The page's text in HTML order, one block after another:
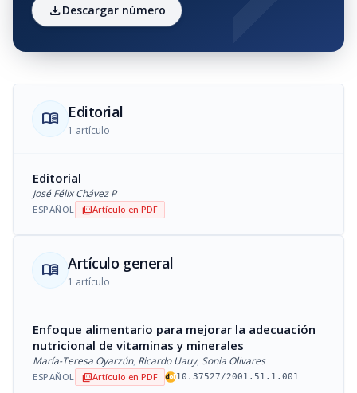
downloadDescargar número
menu_book Editorial
1 artículo
Editorial
José Félix Chávez P
ESPAÑOL picture_as_pdfArtículo en PDF
menu_book Artículo general
1 artículo
Enfoque alimentario para mejorar la adecuación
nutricional de vitaminas y minerales
María-Teresa Oyarzún, Ricardo Uauy, Sonia Olivares
ESPAÑOL picture_as_pdfArtículo en PDF 10.37527/2001.51.1.001